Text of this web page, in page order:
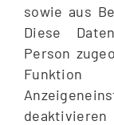
sowie aus
Diese
Person